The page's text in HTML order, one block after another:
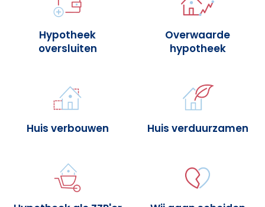
Hypotheek
oversluiten
Overwaarde
hypotheek
Huis verbouwen Huis verduurzamen